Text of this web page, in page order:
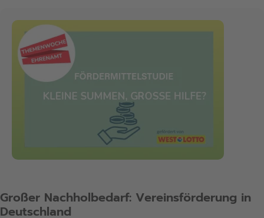
Großer Nachholbedarf: Vereinsförderung in
Deutschland